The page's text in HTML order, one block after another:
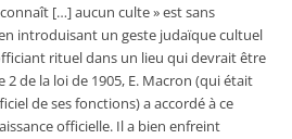
[…] aucun culte » est sans
introduisant un geste judaïque cultuel
rituel dans un lieu qui devrait être
2 de la loi de 1905, E. Macron (qui était
de ses fonctions) a accordé à ce
officielle. Il a bien enfreint